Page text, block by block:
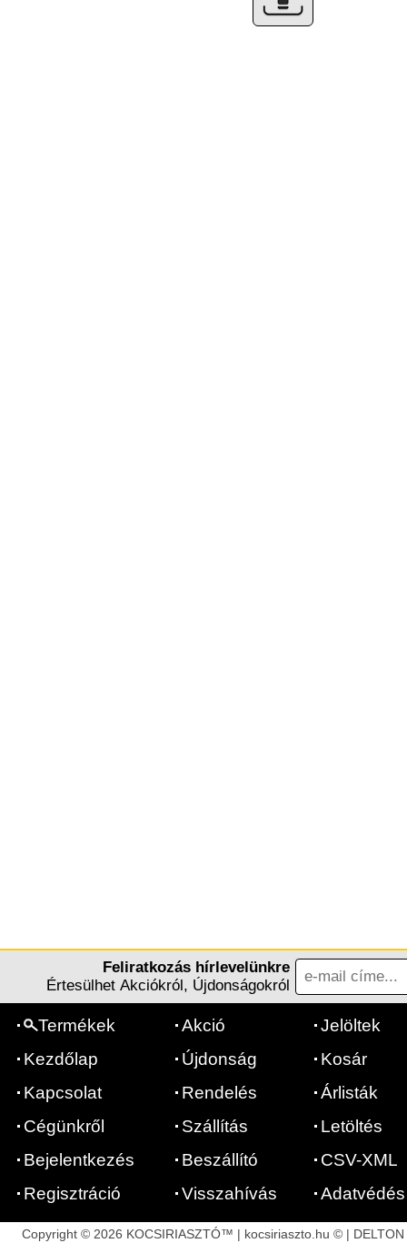
Feliratkozás hírlevelünkre
Értesülhet Akciókról, Újdonságokról
Termékek
Kezdőlap
Kapcsolat
Cégünkről
Bejelentkezés
Regisztráció
Akció
Újdonság
Rendelés
Szállítás
Beszállító
Visszahívás
Jelöltek
Kosár
Árlisták
Letöltés
CSV-XML
Adatvédés
Copyright © 2026 KOCSIRIASZTÓ™ | kocsiriaszto.hu © |